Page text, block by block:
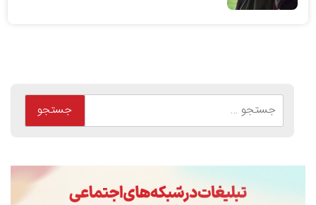
جستجو
برای: